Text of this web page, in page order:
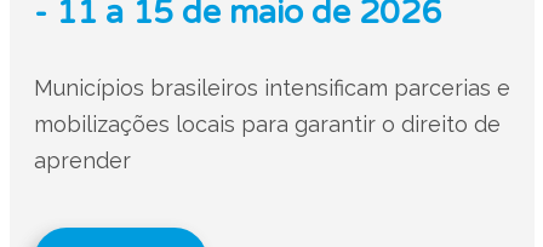
- 11 a 15 de maio de 2026
Municípios brasileiros intensificam parcerias e
mobilizações locais para garantir o direito de
aprender